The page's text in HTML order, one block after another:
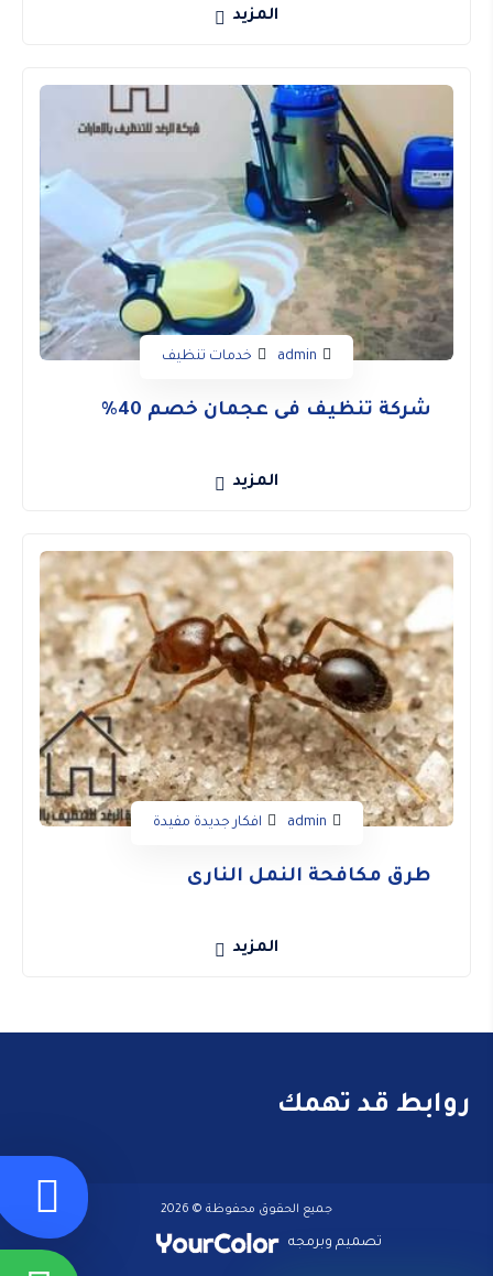
المزيد
admin خدمات تنظيف
شركة تنظيف فى عجمان خصم 40%
المزيد
admin افكار جديدة مفيدة
طرق مكافحة النمل النارى
المزيد
روابط قد تهمك
جميع الحقوق محفوظة © 2026
تصميم وبرمجه